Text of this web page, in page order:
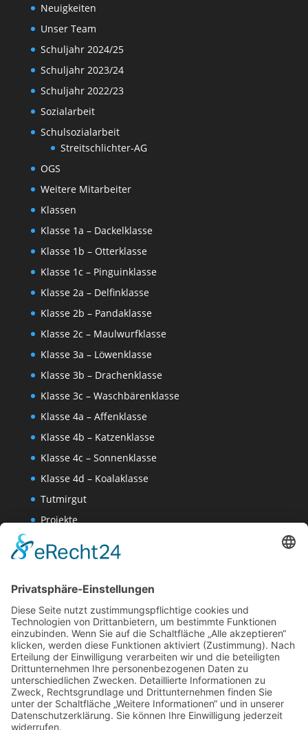
Neuigkeiten
Unser Team
Schuljahr 2024/25
Schuljahr 2023/24
Schuljahr 2022/23
Sozialarbeit
Schulsozialarbeit
Streitschlichter-AG
OGS
Weitere Mitarbeiter
Klassen
Klasse 1a – Dackelklasse
Klasse 1b – Otterklasse
Klasse 1c – Pinguinklasse
Klasse 2a – Delfinklasse
Klasse 2b – Pandaklasse
Klasse 2c – Maulwurfklasse
Klasse 3a – Löwenklasse
Klasse 3b – Drachenklasse
Klasse 3c – Waschbärenklasse
Klasse 4a – Affenklasse
Klasse 4b – Katzenklasse
Klasse 4c – Sonnenklasse
Klasse 4d – Koalaklasse
Tutmirgut
Projekte
Wissenschaften-AG
Datenschutzerklärung
Website Administration